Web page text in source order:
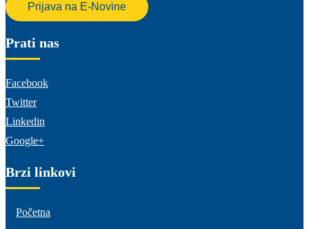
Prijava na E-Novine
Prati nas
Facebook
Twitter
Linkedin
Google+
Brzi linkovi
Početna